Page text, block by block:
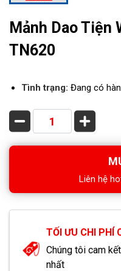
Mảnh Dao Tiện
TN620
Tình trạng: Đang có
Liên hệ
TỐI ƯU CHI PHÍ
Chúng tôi cam
nhất